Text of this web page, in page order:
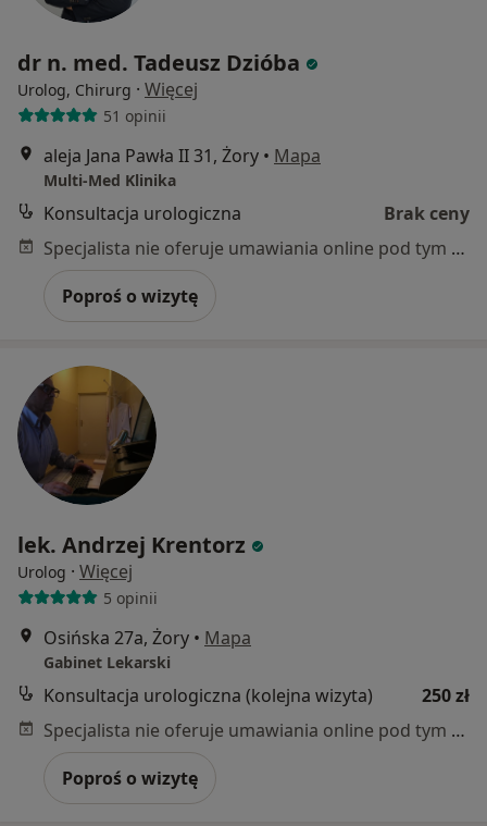
dr n. med. Tadeusz Dzióba
Urolog, Chirurg · Więcej
51 opinii
aleja Jana Pawła II 31, Żory • Mapa
Multi-Med Klinika
Konsultacja urologiczna
Brak ceny
Specjalista nie oferuje umawiania online pod tym adresem.
Poproś o wizytę
lek. Andrzej Krentorz
Urolog · Więcej
5 opinii
Osińska 27a, Żory • Mapa
Gabinet Lekarski
Konsultacja urologiczna (kolejna wizyta)
250 zł
Specjalista nie oferuje umawiania online pod tym adresem.
Poproś o wizytę